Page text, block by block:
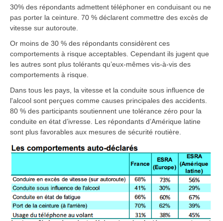
30% des répondants admettent téléphoner en conduisant ou ne
pas porter la ceinture. 70 % déclarent commettre des excès de
vitesse sur autoroute.
Or moins de 30 % des répondants considèrent ces
comportements à risque acceptables. Cependant ils jugent que
les autres sont plus tolérants qu’eux-mêmes vis-à-vis des
comportements à risque.
Dans tous les pays, la vitesse et la conduite sous influence de
l'alcool sont perçues comme causes principales des accidents.
80 % des participants soutiennent une tolérance zéro pour la
conduite en état d’ivresse. Les répondants d’Amérique latine
sont plus favorables aux mesures de sécurité routière.